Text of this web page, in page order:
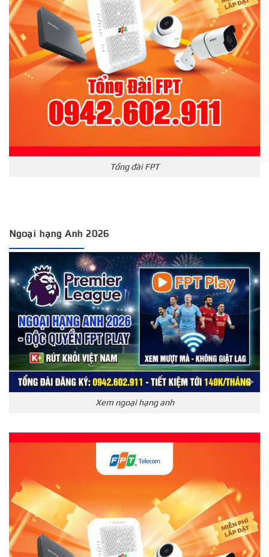
Tổng đài FPT
Ngoại hạng Anh 2026
Xem ngoại hạng anh